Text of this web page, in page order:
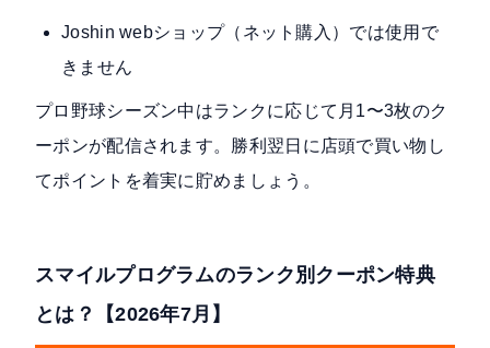
Joshin webショップ（ネット購入）では使用で
きません
プロ野球シーズン中はランクに応じて月1〜3枚のク
ーポンが配信されます。勝利翌日に店頭で買い物し
てポイントを着実に貯めましょう。
スマイルプログラムのランク別クーポン特典
とは？【2026年7月】